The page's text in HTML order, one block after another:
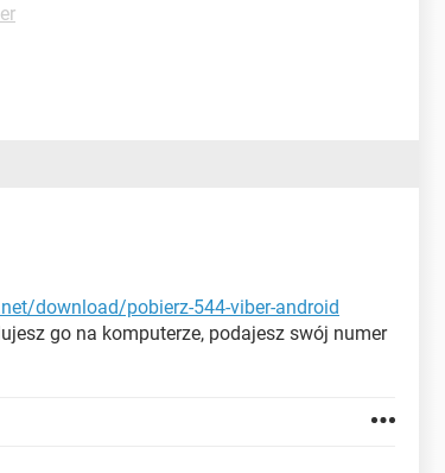
download/pobierz-544-viber-android
go na komputerze, podajesz swój numer